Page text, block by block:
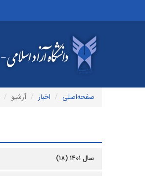
صفحه‌اصلی اخبار آرشیو
سال ۱۴۰۱ (۱۸)